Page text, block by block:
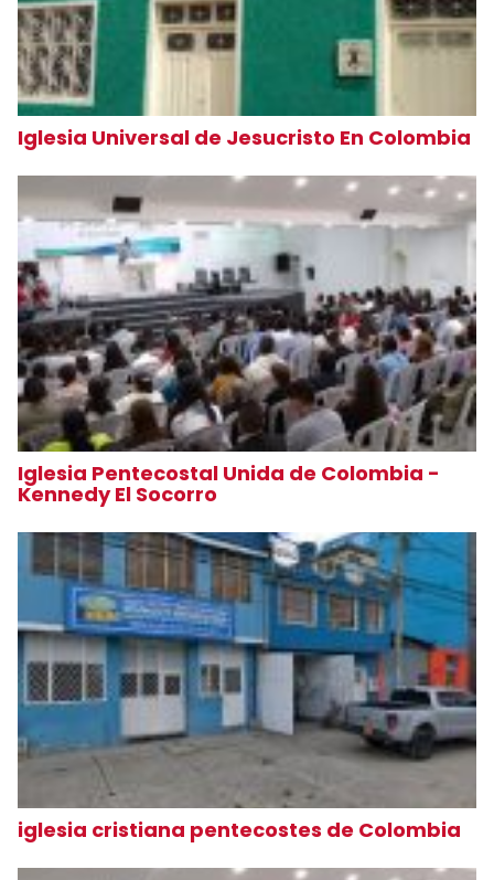
Iglesia Universal de Jesucristo En Colombia
Iglesia Pentecostal Unida de Colombia -
Kennedy El Socorro
iglesia cristiana pentecostes de Colombia